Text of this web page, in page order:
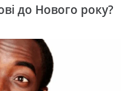
до Нового року?